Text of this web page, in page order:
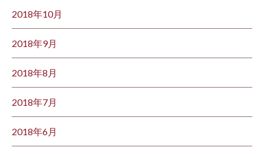
2018年10月
2018年9月
2018年8月
2018年7月
2018年6月